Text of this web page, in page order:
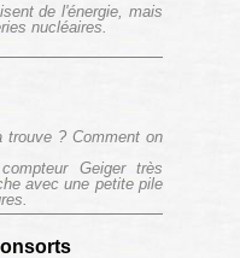
de l'énergie, mais
nucléaires.
? Comment on
Geiger très
avec une petite pile